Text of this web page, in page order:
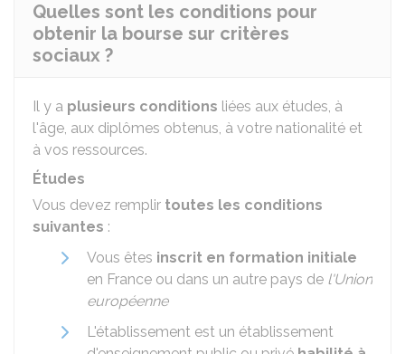
Quelles sont les conditions pour
obtenir la bourse sur critères
sociaux ?
Il y a plusieurs conditions liées aux études, à
l'âge, aux diplômes obtenus, à votre nationalité et
à vos ressources.
Études
Vous devez remplir toutes les conditions
suivantes :
Vous êtes inscrit en formation initiale
en France ou dans un autre pays de l'Union
européenne
L'établissement est un établissement